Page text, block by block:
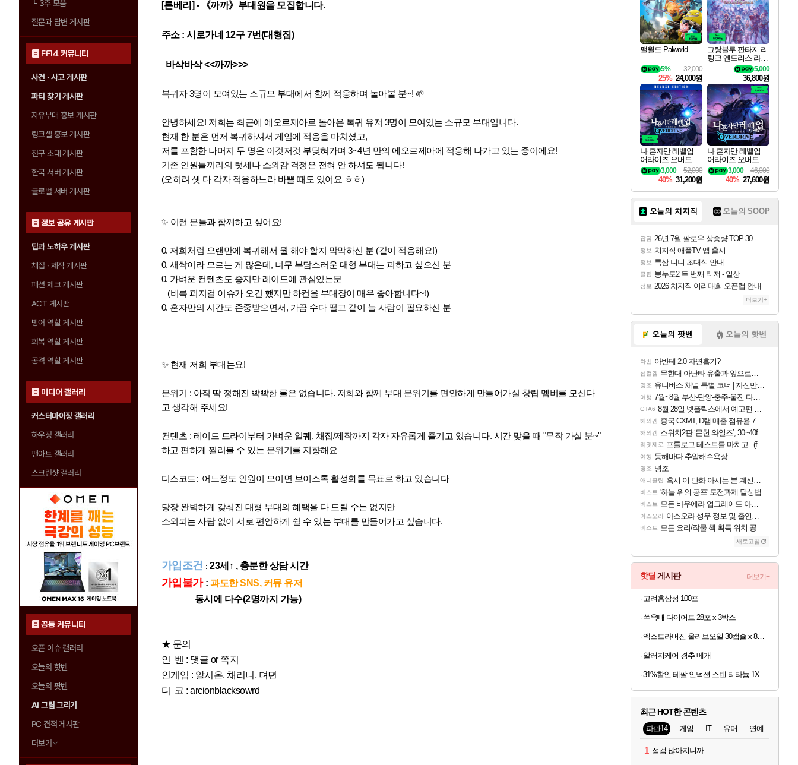
└3추 모음
질문과 답변 게시판
FF14 커뮤니티
사건 · 사고 게시판
파티 찾기 게시판
자유부대 홍보 게시판
링크셸 홍보 게시판
친구 초대 게시판
한국 서버 게시판
글로벌 서버 게시판
정보 공유 게시판
팁과 노하우 게시판
채집 · 제작 게시판
패션 체크 게시판
ACT 게시판
방어 역할 게시판
회복 역할 게시판
공격 역할 게시판
미디어 갤러리
커스터마이징 갤러리
하우징 갤러리
팬아트 갤러리
스크린샷 갤러리
공통 커뮤니티
오픈 이슈 갤러리
오늘의 핫벤
오늘의 팟벤
AI 그림 그리기
PC 견적 게시판
더보기
[톤베리] - 《까까》 부대원을 모집합니다.
주소 : 시로가네 12구 7번(대형집)
바삭바삭 <<까까>>>
복귀자 3명이 모여있는 소규모 부대에서 함께 적응하며 놀아볼 분~! 🌱
안녕하세요! 저희는 최근에 에오르제아로 돌아온 복귀 유저 3명이 모여있는 소규모 부대입니다.
현재 한 분은 먼저 복귀하셔서 게임에 적응을 마치셨고,
저를 포함한 나머지 두 명은 이것저것 부딪혀가며 3~4년 만의 에오르제아에 적응해 나가고 있는 중이에요!
기존 인원들끼리의 텃세나 소외감 걱정은 전혀 안 하셔도 됩니다!
(오히려 셋 다 각자 적응하느라 바쁠 때도 있어요 ㅎㅎ)
✨ 이런 분들과 함께하고 싶어요!
0. 저희처럼 오랜만에 복귀해서 뭘 해야 할지 막막하신 분 (같이 적응해요!)
0. 새싹이라 모르는 게 많은데, 너무 부담스러운 대형 부대는 피하고 싶으신 분
0. 가벼운 컨텐츠도 좋지만 레이드에 관심있는분
(비록 피지컬 이슈가 오긴 했지만 하컨을 부대장이 매우 좋아합니다~!)
0. 혼자만의 시간도 존중받으면서, 가끔 수다 떨고 같이 놀 사람이 필요하신 분
✨ 현재 저희 부대는요!
분위기 : 아직 딱 정해진 빡빡한 룰은 없습니다. 저희와 함께 부대 분위기를 편안하게 만들어가실 창립 멤버를 모신다
고 생각해 주세요!
컨텐츠 : 레이드 트라이부터 가벼운 일퀘, 채집/제작까지 각자 자유롭게 즐기고 있습니다. 시간 맞을 때 "무작 가실 분~"
하고 편하게 찔러볼 수 있는 분위기를 지향해요
디스코드: 어느정도 인원이 모이면 보이스톡 활성화를 목표로 하고 있습니다
당장 완벽하게 갖춰진 대형 부대의 혜택을 다 드릴 수는 없지만
소외되는 사람 없이 서로 편안하게 쉴 수 있는 부대를 만들어가고 싶습니다.
가입조건 : 23세↑ , 충분한 상담 시간
가입불가 : 과도한 SNS, 커뮤 유저
동시에 다수(2명까지 가능)
★ 문의
인 벤 : 댓글 or 쪽지
인게임 : 알시온, 채리니, 뎌뎐
디 코 : arcionblacksowrd
팰월드 Palworld
32,000
5%
25% 24,000원
그랑블루 판타지 리
링크 엔드리스 라그
나로크 업그레이드
킷 Granblue Fantasy
Relink Endless Ragn
arok Upgrade Kit DL
C
5,000
36,800원
나 혼자만 레벨업
어라이즈 오버드라
이브 디럭스 에디션
Solo Leveling Arise
Overdrive Deluxe Edi
tion
52,000
3,000
40% 31,200원
나 혼자만 레벨업
어라이즈 오버드라
이브 Solo Leveling A
rise
46,000
3,000
40% 27,600원
오늘의 치지직 오늘의 SOOP
잡담 26년 7월 팔로우 상승량 TOP 30 - 월간 치지직
정보 치지직 애플TV 앱 출시
정보 룩삼 니니 초대석 안내
클립 봉누도2 두 번째 티저 - 일상
정보 2026 치지직 이리대회 오픈컵 안내
더보기+
오늘의 팟벤 오늘의 핫벤
차벤 아반테 2.0 자연흡기?
섭컬겜 무한대 아난타 유출과 앞으로의 예상 (루머)
명조 유니버스 채널 특별 코너 | 자신만의 스타일
여행 7월~8월 부산-단양-충주-울진 다녀왔어요~
GTA6 8월 28일 넷플릭스에서 예고편 공개 예정
해외겜 중국 CXMT, D램 매출 점유율 7%…글로벌 4위로 부상
해외겜 스위치2판 ‘몬헌 와일즈’, 30~40fps 목표 추정
리밋제로 프롤로그 테스트를 마치고.. (feat. 리아)
여행 동해바다 추암해수욕장
명조 명조
애니클립 혹시 이 만화 아시는 분 계신가요
비스트 '하늘 위의 공포' 도전과제 달성법
비스트 모든 바우에라 업그레이드 아이템 획득 위치 공략 (89개)
아스오라 아스오라 성우 정보 및 출연작 모음
비스트 모든 요리/작물 책 획득 위치 공략 (36개) - 미식가 도전과제
새로고침
핫딜 게시판 더보기+
고려홍삼정 100포
쑤욱빼 다이어트 28포 x 3박스
엑스트라버진 올리브오일 30캡슐 x 8박스
알러지케어 경추 베개
31%할인 테팔 인덕션 스텐 티타늄 1X 디네토 프라이팬 28CM
최근 HOT한 콘텐츠
파판14 게임 IT 유머 연예
1 점검 많아지니까